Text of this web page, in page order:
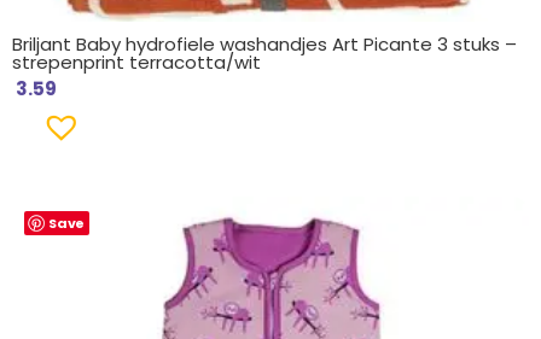
Briljant Baby hydrofiele washandjes Art Picante 3 stuks –
strepenprint terracotta/wit
3.59
Save